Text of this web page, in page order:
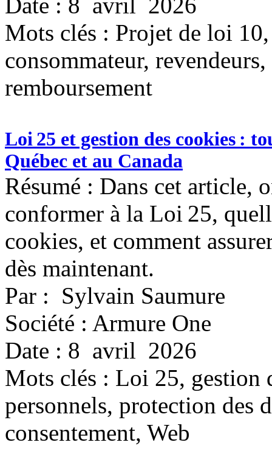
Date : 8 avril 2026
Mots clés : Projet de loi
consommateur,
remboursement
Loi 25 et gestion des cookies :
Québec et au Canada
Résumé : Dans cet article,
conformer à la Loi 25,
cookies, et comment
dès maintenant.
Par : Sylvain Saumure
Société : Armure One
Date : 8 avril 2026
Mots clés : Loi 25, gestion
personnels, protection des
consentement, Web